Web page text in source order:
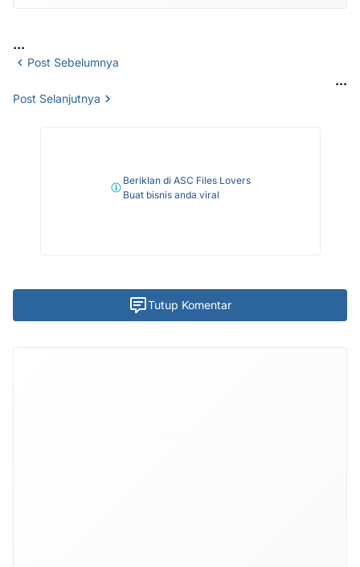
...
Post Sebelumnya
...
Post Selanjutnya
Beriklan di ASC Files Lovers
Buat bisnis anda viral
Tutup Komentar